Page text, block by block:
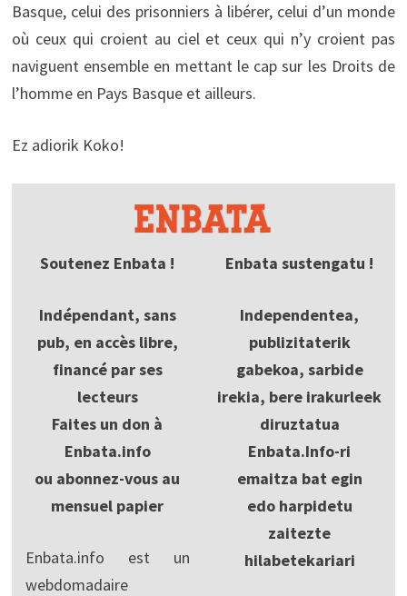
Basque, celui des prisonniers à libérer, celui d’un monde
où ceux qui croient au ciel et ceux qui n’y croient pas
naviguent ensemble en mettant le cap sur les Droits de
l’homme en Pays Basque et ailleurs.
Ez adiorik Koko!
Soutenez Enbata !
Indépendant, sans
pub, en accès libre,
financé par ses
lecteurs
Faites un don à
Enbata.info
ou abonnez-vous au
mensuel papier
Enbata.info est un
webdomadaire
Enbata sustengatu !
Independentea,
publizitaterik
gabekoa, sarbide
irekia, bere irakurleek
diruztatua
Enbata.Info-ri
emaitza bat egin
edo harpidetu
zaitezte
hilabetekariari